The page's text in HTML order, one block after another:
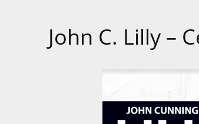
John C. Lilly –